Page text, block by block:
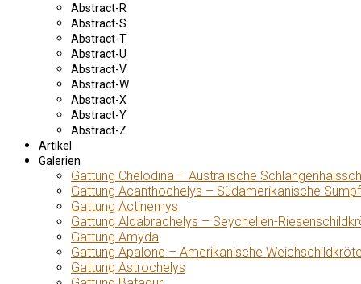
Abstract-R
Abstract-S
Abstract-T
Abstract-U
Abstract-V
Abstract-W
Abstract-X
Abstract-Y
Abstract-Z
Artikel
Galerien
Gattung Chelodina – Australische
Gattung Acanthochelys – Südamerikanische
Gattung Actinemys
Gattung Aldabrachelys – Seychellen-
Gattung Amyda
Gattung Apalone – Amerikanische
Gattung Astrochelys